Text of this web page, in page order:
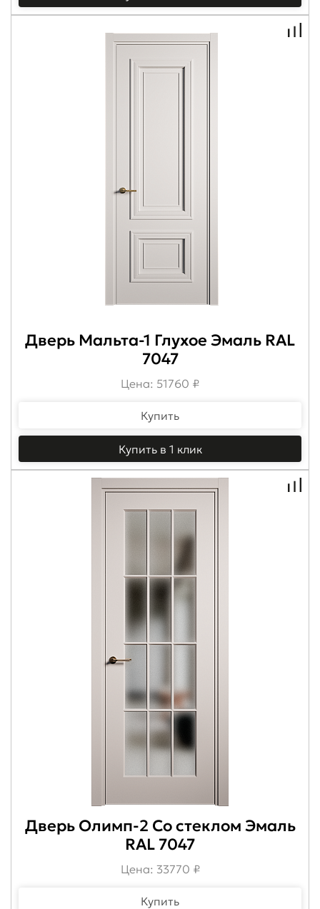
Дверь Мальта-1 Глухое Эмаль RAL
7047
Цена: 51760 ₽
Купить
Купить в 1 клик
Дверь Олимп-2 Со стеклом Эмаль
RAL 7047
Цена: 33770 ₽
Купить